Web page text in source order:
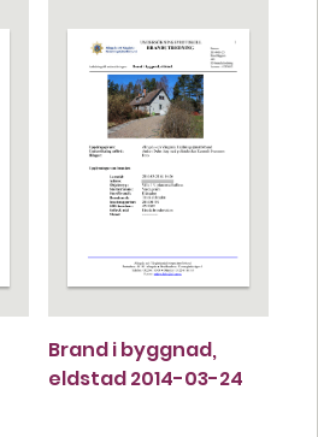
Brand i byggnad,
eldstad 2014-03-24